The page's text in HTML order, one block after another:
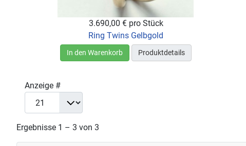
3.690,00 € pro Stück
Ring Twins Gelbgold
In den Warenkorb Produktdetails
Anzeige #
Ergebnisse 1 – 3 von 3